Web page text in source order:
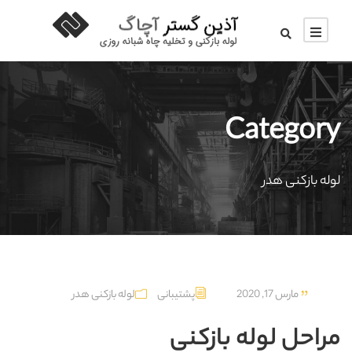
Category
لوله بازکنی هدر
مارس 17, 2020 پشتیبانی لوله بازکنی هدر
مراحل لوله بازکنی